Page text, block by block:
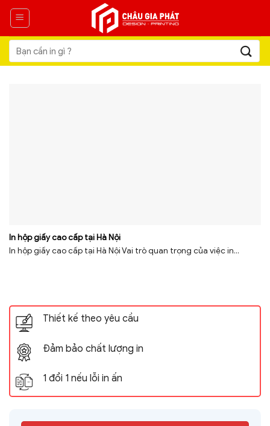
Skip
content
Tìm
kiếm:
In hộp giấy cao cấp tại Hà Nội
In hộp giấy cao cấp tại Hà Nội Vai trò quan trọng của việc in...
Thiết kế theo yêu cầu
Đảm bảo chất lượng in
1 đổi 1 nếu lỗi in ấn